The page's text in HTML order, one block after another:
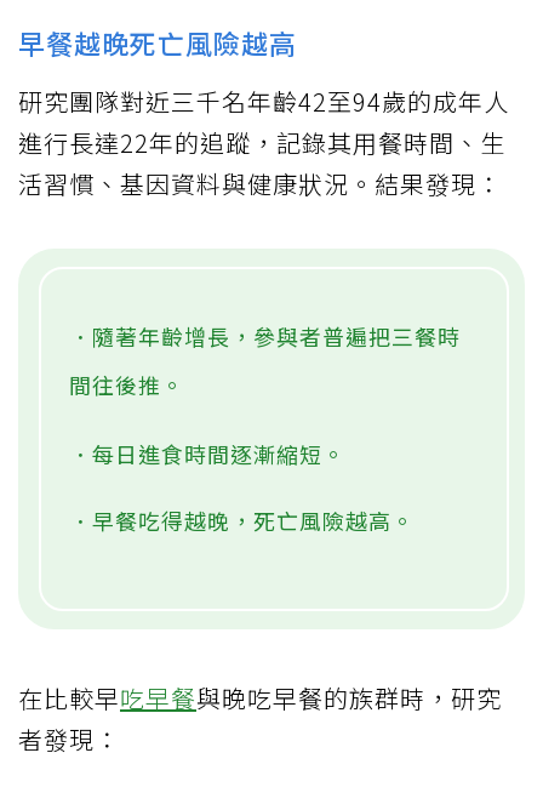
早餐越晚死亡風險越高
研究團隊對近三千名年齡42至94歲的成年人
進行長達22年的追蹤，記錄其用餐時間、生
活習慣、基因資料與健康狀況。結果發現：
．隨著年齡增長，參與者普遍把三餐時
間往後推。
．每日進食時間逐漸縮短。
．早餐吃得越晚，死亡風險越高。
在比較早吃早餐與晚吃早餐的族群時，研究
者發現：